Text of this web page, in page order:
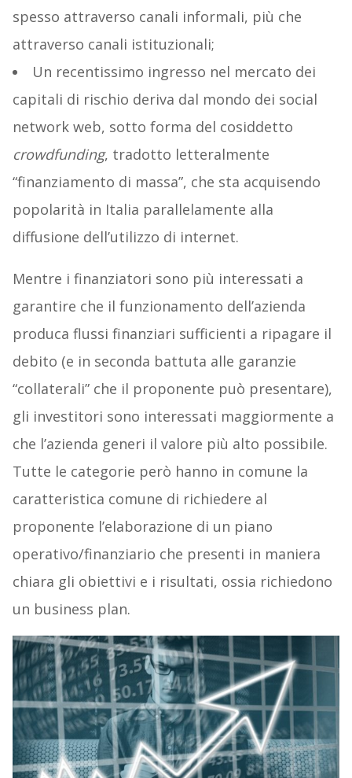
spesso attraverso canali informali, più che
attraverso canali istituzionali;
Un recentissimo ingresso nel mercato dei
capitali di rischio deriva dal mondo dei social
network web, sotto forma del cosiddetto
crowdfunding, tradotto letteralmente
“finanziamento di massa”, che sta acquisendo
popolarità in Italia parallelamente alla
diffusione dell’utilizzo di internet.
Mentre i finanziatori sono più interessati a
garantire che il funzionamento dell’azienda
produca flussi finanziari sufficienti a ripagare il
debito (e in seconda battuta alle garanzie
“collaterali” che il proponente può presentare),
gli investitori sono interessati maggiormente a
che l’azienda generi il valore più alto possibile.
Tutte le categorie però hanno in comune la
caratteristica comune di richiedere al
proponente l’elaborazione di un piano
operativo/finanziario che presenti in maniera
chiara gli obiettivi e i risultati, ossia richiedono
un business plan.